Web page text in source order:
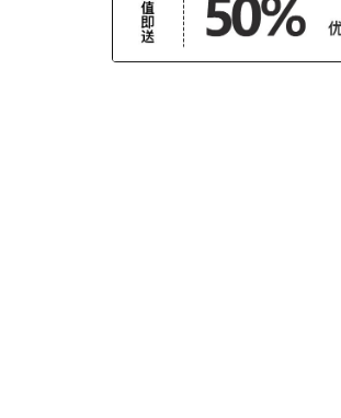
平静